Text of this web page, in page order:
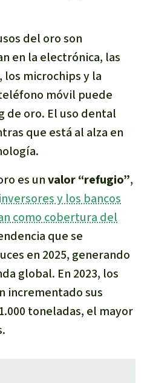
del oro son
en la electrónica, las
microchips y la
móvil puede
de oro. El uso dental
que está al alza en
es unvalor “refugio”,
inversores y los bancos
como cobertura del
que se
en 2025, generando
global. En 2023, los
incrementado sus
toneladas, el mayor